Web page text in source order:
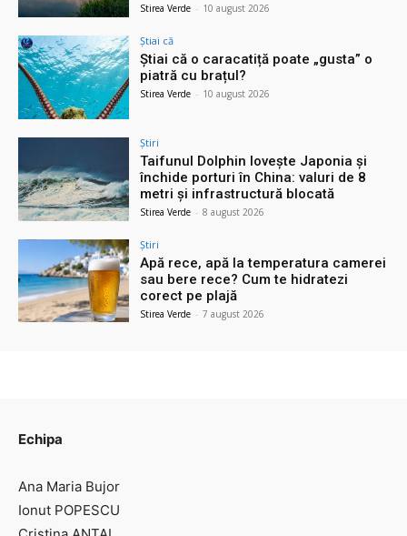
Stirea Verde - 10 august 2026
Știai că
Știai că o caracatiță poate „gusta” o
piatră cu brațul?
Stirea Verde - 10 august 2026
Știri
Taifunul Dolphin lovește Japonia și
închide porturi în China: valuri de 8
metri și infrastructură blocată
Stirea Verde - 8 august 2026
Știri
Apă rece, apă la temperatura camerei
sau bere rece? Cum te hidratezi
corect pe plajă
Stirea Verde - 7 august 2026
Echipa
Ana Maria Bujor
Ionut POPESCU